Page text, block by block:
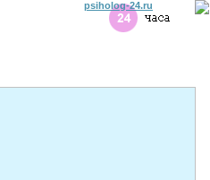
psiholog-24.ru